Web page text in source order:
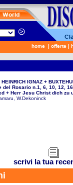
home | offerte |
HEINRICH IGNAZ +
del Rosario n.1, 6, 10, 12,
+ Herr Jesu Christ dich zu
W.Dekoninck
scrivi la tua